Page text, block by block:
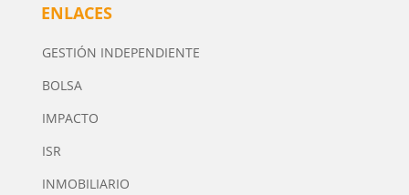
ENLACES
GESTIÓN INDEPENDIENTE
BOLSA
IMPACTO
ISR
INMOBILIARIO